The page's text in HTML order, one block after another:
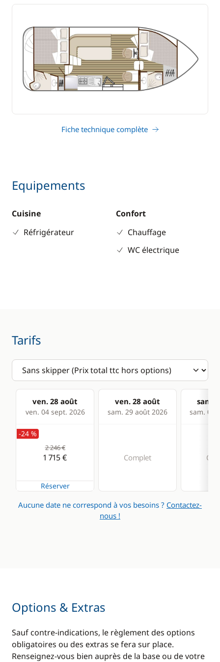
Fiche technique complète
Equipements
Cuisine
Réfrigérateur
Confort
Chauffage
WC électrique
Tarifs
ven. 28 août
ven. 04 sept. 2026
ven. 28 août
sam. 29 août 2026
sam.
sam. 05
-24 %
2 246 €
1 715 €
Réserver
Complet
Aucune date ne correspond à vos besoins ? Contactez-
nous !
Options & Extras
Sauf contre-indications, le règlement des options
obligatoires ou des extras se fera sur place.
Renseignez-vous bien auprès de la base ou de votre